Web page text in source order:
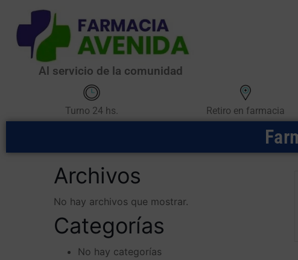
Al servicio de la comunidad
Turno 24 hs. Retiro en farmacia
Archivos
No hay archivos que mostrar.
Categorías
No hay categorías